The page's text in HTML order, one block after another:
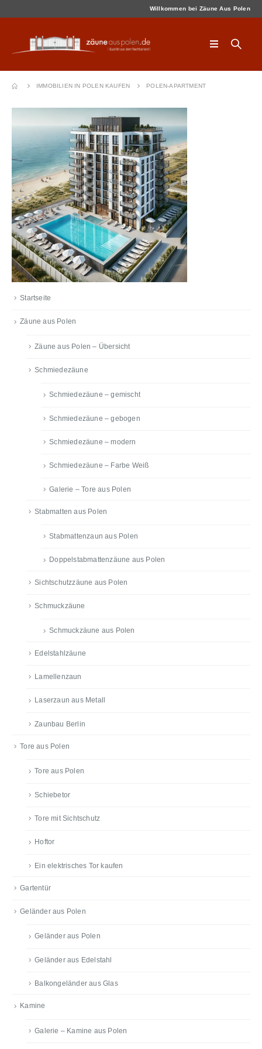
Willkommen bei Zäune Aus Polen
IMMOBILIEN IN POLEN KAUFEN POLEN-APARTMENT
Startseite
Zäune aus Polen
Zäune aus Polen – Übersicht
Schmiedezäune
Schmiedezäune – gemischt
Schmiedezäune – gebogen
Schmiedezäune – modern
Schmiedezäune – Farbe Weiß
Galerie – Tore aus Polen
Stabmatten aus Polen
Stabmattenzaun aus Polen
Doppelstabmattenzäune aus Polen
Sichtschutzzäune aus Polen
Schmuckzäune
Schmuckzäune aus Polen
Edelstahlzäune
Lamellenzaun
Laserzaun aus Metall
Zaunbau Berlin
Tore aus Polen
Tore aus Polen
Schiebetor
Tore mit Sichtschutz
Hoftor
Ein elektrisches Tor kaufen
Gartentür
Geländer aus Polen
Geländer aus Polen
Geländer aus Edelstahl
Balkongeländer aus Glas
Kamine
Galerie – Kamine aus Polen